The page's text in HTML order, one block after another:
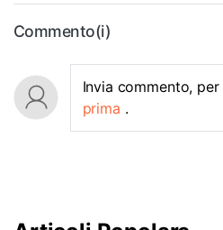
Commento(i)
Invia commento,
prima .